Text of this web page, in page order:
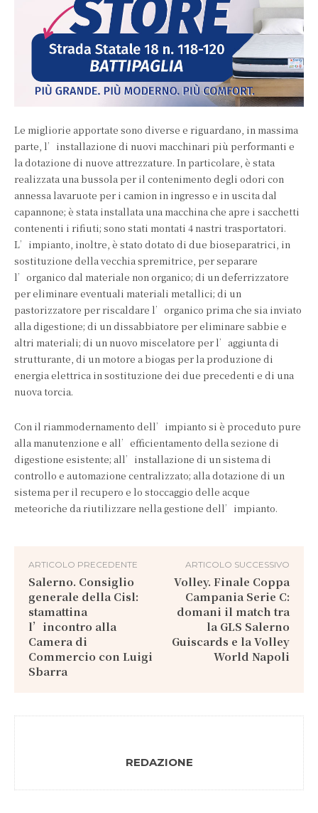
Le migliorie apportate sono diverse e riguardano, in massima
parte, l’installazione di nuovi macchinari più performanti e
la dotazione di nuove attrezzature. In particolare, è stata
realizzata una bussola per il contenimento degli odori con
annessa lavaruote per i camion in ingresso e in uscita dal
capannone; è stata installata una macchina che apre i sacchetti
contenenti i rifiuti; sono stati montati 4 nastri trasportatori.
L’impianto, inoltre, è stato dotato di due bioseparatrici, in
sostituzione della vecchia spremitrice, per separare
l’organico dal materiale non organico; di un deferrizzatore
per eliminare eventuali materiali metallici; di un
pastorizzatore per riscaldare l’organico prima che sia inviato
alla digestione; di un dissabbiatore per eliminare sabbie e
altri materiali; di un nuovo miscelatore per l’aggiunta di
strutturante, di un motore a biogas per la produzione di
energia elettrica in sostituzione dei due precedenti e di una
nuova torcia.
Con il riammodernamento dell’impianto si è proceduto pure
alla manutenzione e all’efficientamento della sezione di
digestione esistente; all’installazione di un sistema di
controllo e automazione centralizzato; alla dotazione di un
sistema per il recupero e lo stoccaggio delle acque
meteoriche da riutilizzare nella gestione dell’impianto.
ARTICOLO PRECEDENTE
Salerno. Consiglio
generale della Cisl:
stamattina
l’incontro alla
Camera di
Commercio con Luigi
Sbarra
ARTICOLO SUCCESSIVO
Volley. Finale Coppa
Campania Serie C:
domani il match tra
la GLS Salerno
Guiscards e la Volley
World Napoli
REDAZIONE